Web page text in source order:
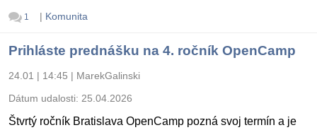
1 | Komunita
Prihláste prednášku na 4. ročník OpenCamp
24.01 | 14:45 | MarekGalinski
Dátum udalosti: 25.04.2026
Štvrtý ročník Bratislava OpenCamp pozná svoj termín a je